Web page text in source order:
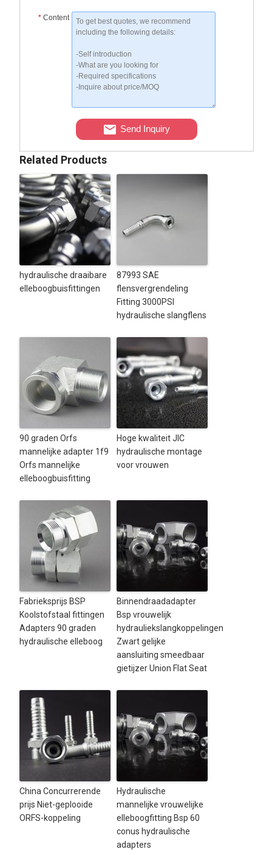
* Content
Send Inquiry
Related Products
hydraulische draaibare
elleboogbuisfittingen
87993 SAE
flensvergrendeling
Fitting 3000PSI
hydraulische slangflens
90 graden Orfs
mannelijke adapter 1f9
Orfs mannelijke
elleboogbuisfitting
Hoge kwaliteit JIC
hydraulische montage
voor vrouwen
Fabrieksprijs BSP
Koolstofstaal fittingen
Adapters 90 graden
hydraulische elleboog
Binnendraadadapter
Bsp vrouwelijk
hydrauliekslangkoppelingen
Zwart gelijke
aansluiting smeedbaar
gietijzer Union Flat Seat
China Concurrerende
prijs Niet-geplooide
ORFS-koppeling
Hydraulische
mannelijke vrouwelijke
elleboogfitting Bsp 60
conus hydraulische
adapters